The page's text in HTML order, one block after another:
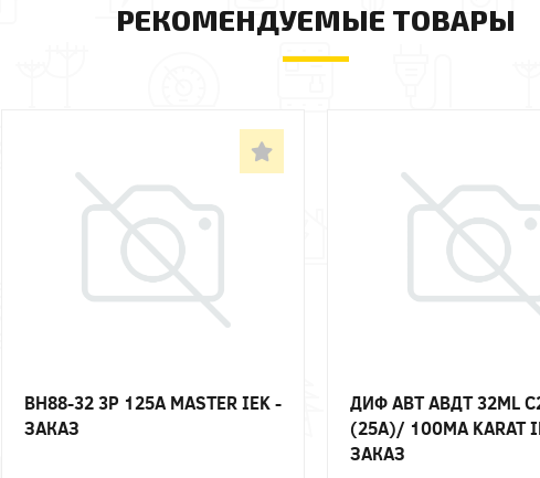
РЕКОМЕНДУЕМЫЕ ТОВАРЫ
ВН88-32 3P 125А MASTER IEK -
ЗАКАЗ
ДИФ АВТ АВДТ 32ML
(25А)/ 100МА KARAT
ЗАКАЗ